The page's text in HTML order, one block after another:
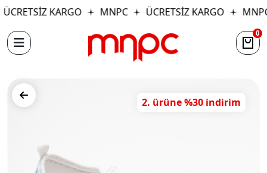
KARGO MNPC ÜCRETSİZ KARGO MNPC
0
2. ürüne %30 indirim